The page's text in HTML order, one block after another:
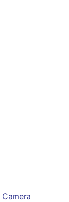
Camera